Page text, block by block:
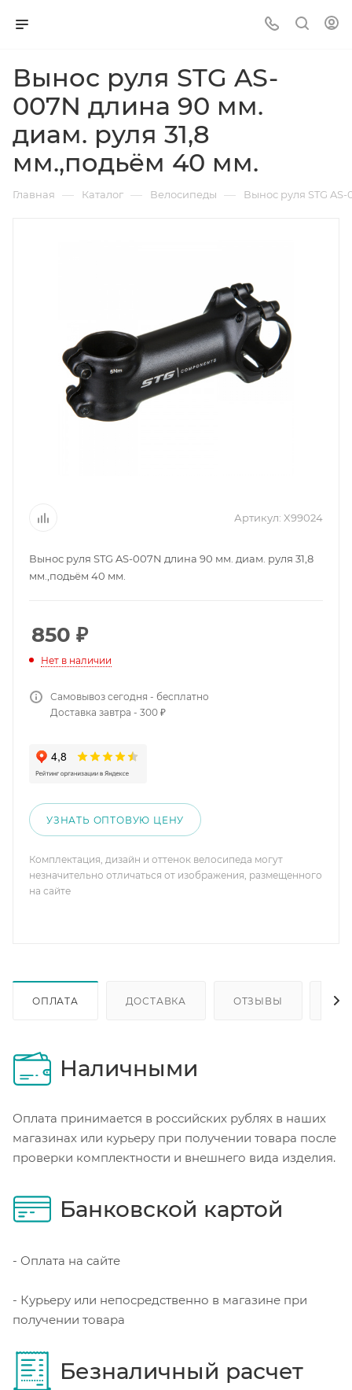
Вынос руля STG AS-
007N длина 90 мм.
диам. руля 31,8
мм.,подьём 40 мм.
Главная — Каталог — Велосипеды — Вынос руля STG
Артикул: X99024
Вынос руля STG AS-007N длина 90 мм. диам. руля 31,8
мм.,подьём 40 мм.
850 ₽
Нет в наличии
Самовывоз сегодня - бесплатно
Доставка завтра - 300 ₽
УЗНАТЬ ОПТОВУЮ ЦЕНУ
Комплектация, дизайн и оттенок велосипеда могут
незначительно отличаться от изображения, размещенного
на сайте
ОПЛАТА ДОСТАВКА ОТЗЫВЫ
Наличными
Оплата принимается в российских рублях в наших
магазинах или курьеру при получении товара после
проверки комплектности и внешнего вида изделия.
Банковской картой
- Оплата на сайте
- Курьеру или непосредственно в магазине при
получении товара
Безналичный расчет